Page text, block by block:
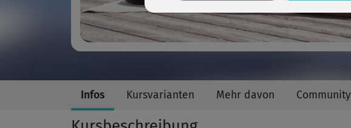
Infos Kursvarianten Mehr davon